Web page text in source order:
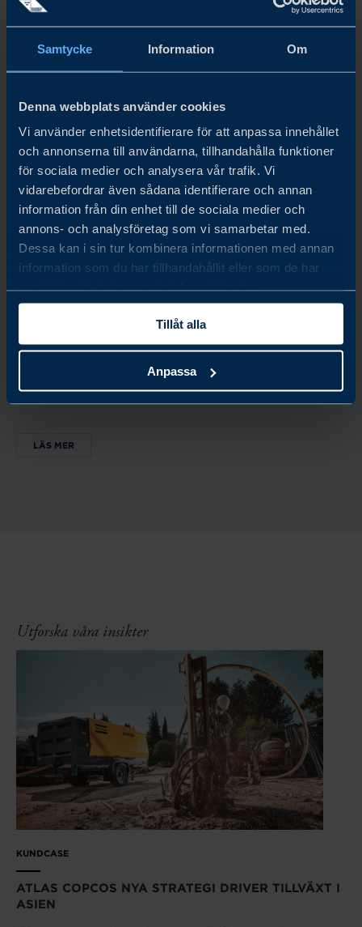
Samtycke Information Om
Denna webbplats använder cookies
Vi använder enhetsidentifierare för att anpassa innehållet
och annonserna till användarna, tillhandahålla funktioner
för sociala medier och analysera vår trafik. Vi
vidarebefordrar även sådana identifierare och annan
information från din enhet till de sociala medier och
annons- och analysföretag som vi samarbetar med.
Dessa kan i sin tur kombinera informationen med annan
information som du har tillhandahållit eller som de har
samlat in när du har använt deras tjänster.
Tillåt alla
Anpassa
CHINA’S NEW ECONOMIC PLAYBOOK
RAPPORT
KONKURRENSKRAFT I EN SNABBT FÖRÄNDERLIG
ATMP-MARKNAD
LÄS MER
Utforska våra insikter
KUNDCASE
ATLAS COPCOS NYA STRATEGI DRIVER TILLVÄXT I
ASIEN